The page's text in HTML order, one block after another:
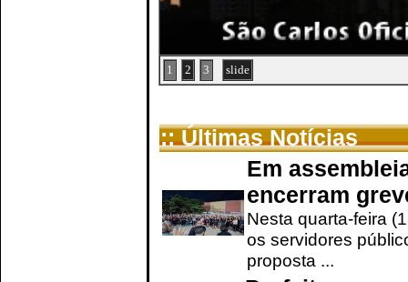
1 2 3 slide
:: Últimas Notícias
Em
encerram
Nesta quarta-feira
os servidores
proposta ...